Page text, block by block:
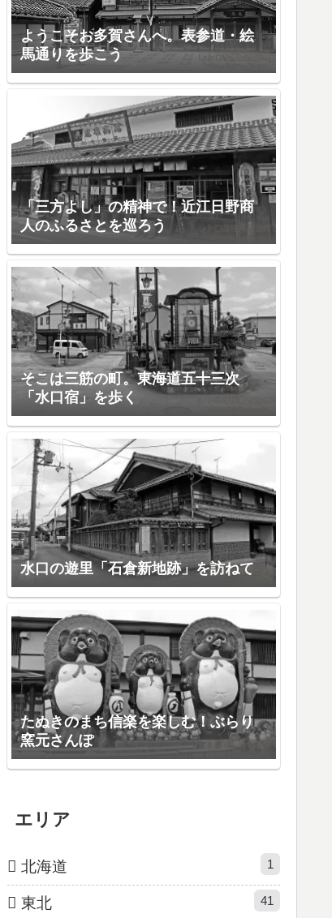
ようこそお多賀さんへ。表参道・絵
馬通りを歩こう
「三方よし」の精神で！近江日野商
人のふるさとを巡ろう
そこは三筋の町。東海道五十三次
「水口宿」を歩く
水口の遊里「石倉新地跡」を訪ねて
たぬきのまち信楽を楽しむ！ぶらり
窯元さんぽ
エリア
北海道 1
東北 41